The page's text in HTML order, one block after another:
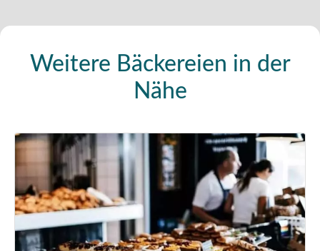
Weitere Bäckereien in der
Nähe